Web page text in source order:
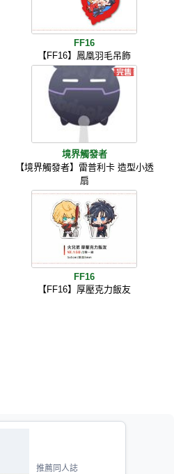
FF16
【FF16】鳳凰羽毛吊飾
境界觸發者
【境界觸發者】雷普利卡 造型小透
扇
FF16
【FF16】厚壓克力飯友
推薦同人誌